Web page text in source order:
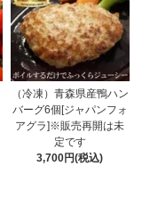
（冷凍）青森県産鴨ハン
バーグ6個[ジャパンフォ
アグラ]※販売再開は未
定です
3,700円(税込)